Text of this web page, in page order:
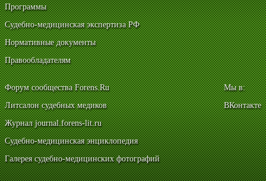
Программы
Судебно-медицинская экспертиза РФ
Нормативные документы
Правообладателям
Форум сообщества Forens.Ru
Литсалон судебных медиков
Журнал journal.forens-lit.ru
Судебно-медицинская энциклопедия
Галерея судебно-медицинских фотографий
Мы в:
ВКонтакте